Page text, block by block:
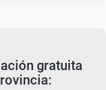
gratuita